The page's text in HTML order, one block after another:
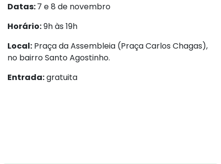
Datas:7 e 8 de novembro
Horário:9h às 19h
Local: Praça da Assembleia (Praça Carlos Chagas),
no bairro Santo Agostinho.
Entrada:gratuita